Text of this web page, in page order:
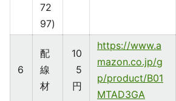
72
97)
6
配
線
材
10
5
円
https://www.a
mazon.co.jp/g
p/product/B01
MTAD3GA